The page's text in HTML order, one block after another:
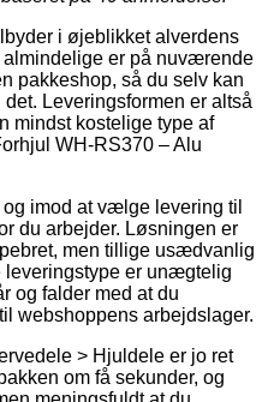
i øjeblikket alverdens
almindelige er på nuværende
pakkeshop, så du selv kan
Leveringsformen er altså
mindst kostelige type af
WH-RS370 – Alu
imod at vælge levering til
du arbejder. Løsningen er
men tillige usædvanlig
leveringstype er unægtelig
og falder med at du
webshoppens arbejdslager.
> Hjuldele er jo ret
om få sekunder, og